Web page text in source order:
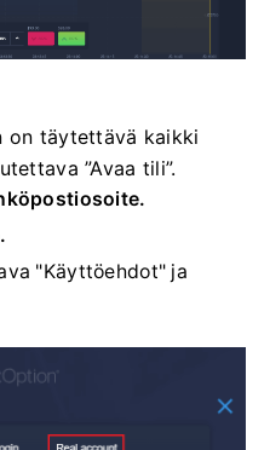
on täytettävä kaikki
”Avaa tili”.
"Käyttöehdot" ja